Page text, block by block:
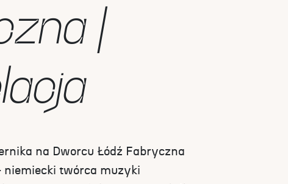
|
na Dworcu Łódź Fabryczna
niemiecki twórca muzyki